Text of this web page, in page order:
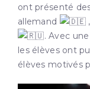
ont présenté
allemand
. Avec
les élèves ont
élèves motivés